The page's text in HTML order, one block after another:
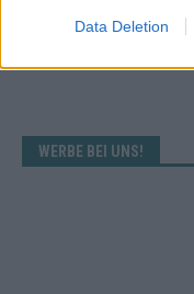
Data Deletion
WERBE BEI UNS!